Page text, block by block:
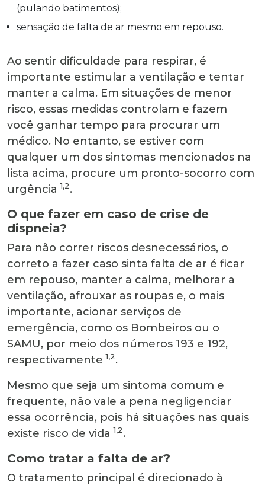
(pulando batimentos);
sensação de falta de ar mesmo em repouso.
Ao sentir dificuldade para respirar, é
importante estimular a ventilação e tentar
manter a calma. Em situações de menor
risco, essas medidas controlam e fazem
você ganhar tempo para procurar um
médico. No entanto, se estiver com
qualquer um dos sintomas mencionados na
lista acima, procure um pronto-socorro com
urgência 1,2.
O que fazer em caso de crise de
dispneia?
Para não correr riscos desnecessários, o
correto a fazer caso sinta falta de ar é ficar
em repouso, manter a calma, melhorar a
ventilação, afrouxar as roupas e, o mais
importante, acionar serviços de
emergência, como os Bombeiros ou o
SAMU, por meio dos números 193 e 192,
respectivamente 1,2.
Mesmo que seja um sintoma comum e
frequente, não vale a pena negligenciar
essa ocorrência, pois há situações nas quais
existe risco de vida 1,2.
Como tratar a falta de ar?
O tratamento principal é direcionado à